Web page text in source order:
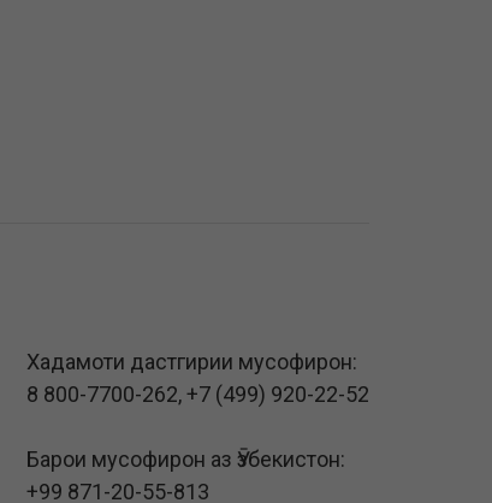
Хадамоти дастгирии мусофирон:
8 800-7700-262,+7 (499) 920-22-52
Барои мусофирон аз Ӯзбекистон:
+99 871-20-55-813